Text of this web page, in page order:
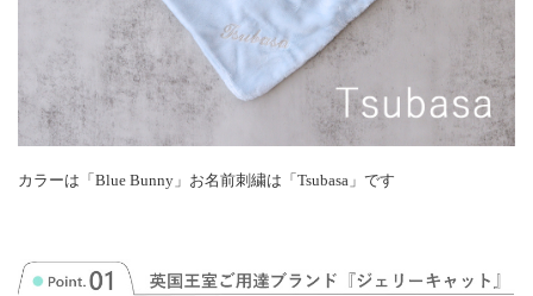
カラーは「Blue Bunny」お名前刺繍は「Tsubasa」です